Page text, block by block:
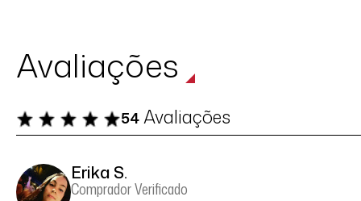
Avaliações
54Avaliações
Erika S.
Comprador Verificado